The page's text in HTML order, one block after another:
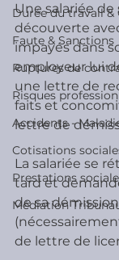
Durée du travail
Faute & Sanctions
Ruptures de
Risques
Accidents -
Cotisations
Prestations
Médiation
Une salariée
découverte
impayés dans
employeur lui
une lettre de
faits et
lettre de
La salariée se
tard et
de sa
de lettre de